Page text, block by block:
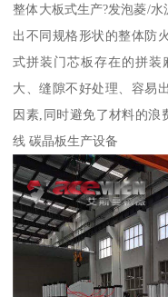
整体大板式生产?发泡菱/
出不同规格形状的整体防
式拼装门芯板存在的拼
大、缝隙不好处理、容易
因素,同时避免了材料的浪
线 碳晶板生产设备